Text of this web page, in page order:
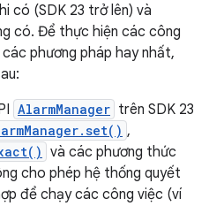
có (SDK 23 trở lên) và
có. Để thực hiện các công
phương pháp hay nhất,
AlarmManager trên SDK 23
,
và các phương thức
cho phép hệ thống quyết
để chạy các công việc (ví